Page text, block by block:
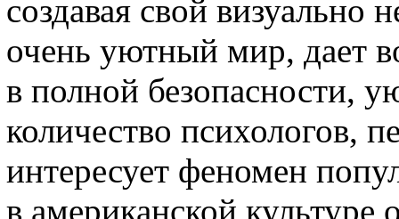
создавая свой
очень уютный мир, дает
в полной безопасности,
количество психологов,
интересует феномен
в американской культуре